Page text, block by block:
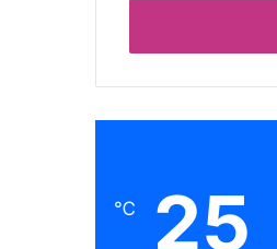
25
℃